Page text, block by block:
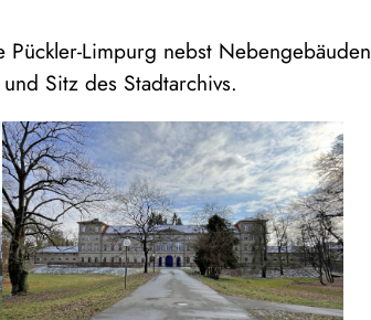
Pückler-Limpurg nebst Nebengebäuden
Sitz des Stadtarchivs.